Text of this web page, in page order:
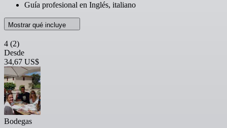
Guía profesional en Inglés, italiano
Mostrar qué incluye
4 (2)
Desde
34,67 US$
Bodegas